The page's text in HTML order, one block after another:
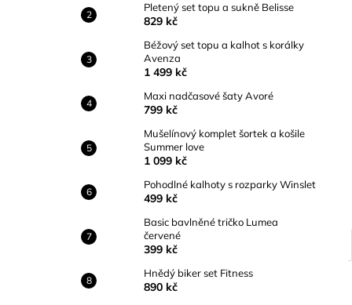
Pletený set topu a sukně Belisse
829 kč
Béžový set topu a kalhot s korálky
Avenza
1 499 kč
Maxi nadčasové šaty Avoré
799 kč
Mušelínový komplet šortek a košile
Summer love
1 099 kč
Pohodlné kalhoty s rozparky Winslet
499 kč
Basic bavlněné tričko Lumea
červené
399 kč
Hnědý biker set Fitness
890 kč